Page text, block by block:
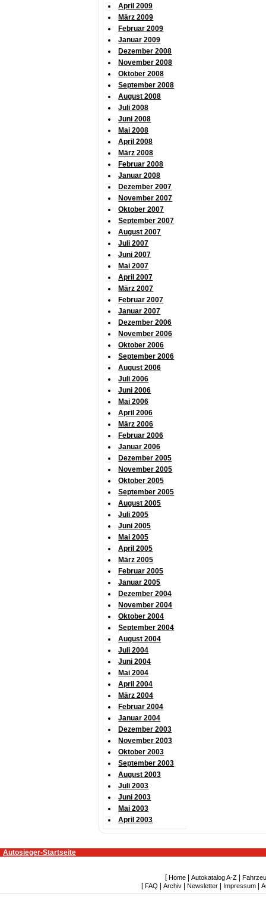
April 2009
März 2009
Februar 2009
Januar 2009
Dezember 2008
November 2008
Oktober 2008
September 2008
August 2008
Juli 2008
Juni 2008
Mai 2008
April 2008
März 2008
Februar 2008
Januar 2008
Dezember 2007
November 2007
Oktober 2007
September 2007
August 2007
Juli 2007
Juni 2007
Mai 2007
April 2007
März 2007
Februar 2007
Januar 2007
Dezember 2006
November 2006
Oktober 2006
September 2006
August 2006
Juli 2006
Juni 2006
Mai 2006
April 2006
März 2006
Februar 2006
Januar 2006
Dezember 2005
November 2005
Oktober 2005
September 2005
August 2005
Juli 2005
Juni 2005
Mai 2005
April 2005
März 2005
Februar 2005
Januar 2005
Dezember 2004
November 2004
Oktober 2004
September 2004
August 2004
Juli 2004
Juni 2004
Mai 2004
April 2004
März 2004
Februar 2004
Januar 2004
Dezember 2003
November 2003
Oktober 2003
September 2003
August 2003
Juli 2003
Juni 2003
Mai 2003
April 2003
Autosieger-Startseite
[ Home Autokatalog A-Z
[ FAQ Archiv| Newsletter| Impressum|